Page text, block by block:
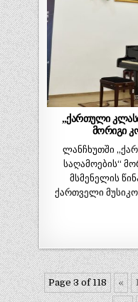
„ქართული
მორიგი
ლანჩხუთში
საღამოების“
მსმენელის
ქართველი
Page 3 of 118 «